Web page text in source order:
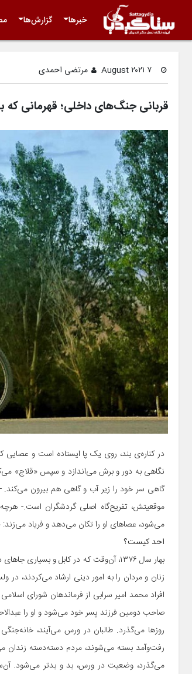
خبرها گزارش‌ها
مرتضی احمدی
قربانی جنگ‌های داخلی؛ قهرمانی که
در کناره‌ی بند، روی یک ‌پا ایستاده است و
نگاهی به دور و برش می‌اندازد و سپس «قلاج»
گاهی سر خود را زیر آب و گاهی هم بیرون می‌کند. -
موقعیتش، تفریح‌گاه اصلی گردشگران است.-
می‌شود، عصاهای او را تکان می‌دهد و فریاد می‌زند:
احد کیست؟
بهار سال ۱۳۷۶، آن‌وقت که در کابل و
زنان و مردان را به امور دینی ارشاد می‌کردند،
افراد محمد امیر سرابی از فرماندهان شورای
صاحب دومین فرزند پسر خود می‌شود و او را
روزها می‌گذرد. طالبان در ورس می‌آیند،
رفت‌وآمد بسته می‌شوند، مردم دسته‌دسته زندان
می‌گذرد، وضعیت در ورس، بد و بدتر می‌شود.